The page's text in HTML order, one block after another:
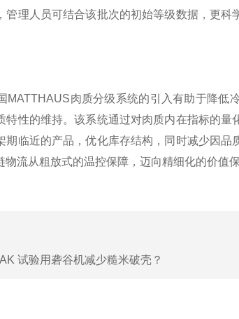
管理人员可结合该批次的初始等级数据，更
肉质分级系统的引入有助于降低
特性的维持。该系统通过对肉质内在指标的
期临近的产品，优化库存结构，同时减少因
物流从粗放式的温控保障，迈向精细化的价值
试验用砻谷机减少糙米破壳？